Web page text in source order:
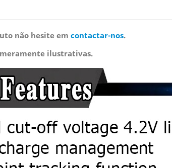
não hesite em contactar-nos.
ilustrativas.